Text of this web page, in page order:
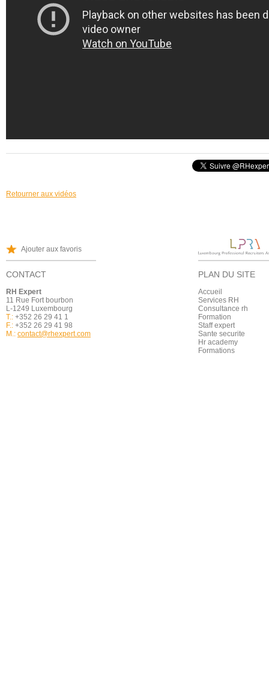
Retourner aux vidéos
Ajouter aux favoris
CONTACT
RH Expert
11 Rue Fort bourbon
L-1249 Luxembourg
T.: +352 26 29 41 1
F.: +352 26 29 41 98
M.: contact@rhexpert.com
PLAN DU SITE
Accueil
Services RH
Consultance rh
Formation
Staff expert
Sante securite
Hr academy
Formations